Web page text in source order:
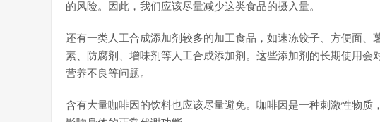
的风险。因此，我们应该尽量减少这类食品的摄入量。
还有一类人工合成添加剂较多的加工食品，如速冻饺子、方便面
素、防腐剂、增味剂等人工合成添加剂。这些添加剂的长期使用会
营养不良等问题。
含有大量咖啡因的饮料也应该尽量避免。咖啡因是一种刺激性物